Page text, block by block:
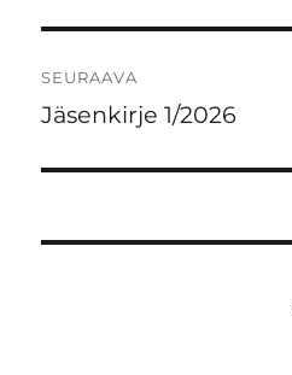
SEURAAVA
Seuraava
Jäsenkirje 1/2026